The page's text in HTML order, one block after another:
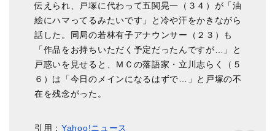
伝えられ、戸塚に代わって五関晃一（３４）が「油
絵にハマってるみたいです」と冷や汗をかきながら
話した。同局の若林有子アナウンサー（２３）も
「作品をお持ちいただく予定だったんですが…」と
戸惑いを見せると、ＭＣの落語家・立川志らく（５
６）は「今日のメインになるはずで…」と戸塚の不
在を残念がった。
引用：Yahoo!ニュース